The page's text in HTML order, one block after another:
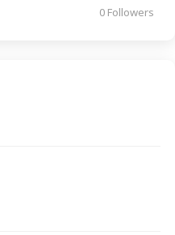
0 Followers